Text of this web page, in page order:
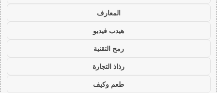
المعارف
هيدب فيديو
رمح التقنية
رذاذ التجارة
طعم وكيف